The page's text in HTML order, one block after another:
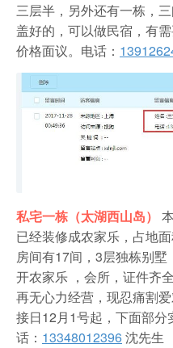
三层半，另外还有一栋，
盖好的，可以做民宿，有
价格面议。 电话：
私宅一栋（太湖西山岛）
已经装修成农家乐，占地
房间有17间，3层独栋别
开农家乐 ，会所，证件齐
再无心力经营，现忍痛割
接日12月1号起，下面部分
话： 13348012396沈先生